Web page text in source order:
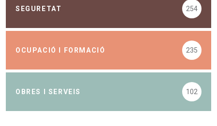
SEGURETAT 254
OCUPACIÓ I FORMACIÓ 235
OBRES I SERVEIS 102